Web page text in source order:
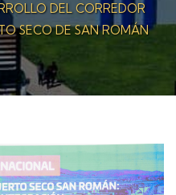
DEL CORREDOR
SECO DE SAN ROMÁN